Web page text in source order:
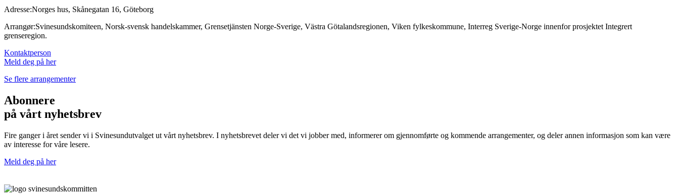
Adresse:Norges hus, Skånegatan 16, Göteborg
Arrangør:Svinesundskomiteen, Norsk-svensk handelskammer, Grensetjänsten Norge-Sverige, Västra Götalandsregionen, Viken fylkeskommune, Interreg Sverige-Norge innenfor prosjektet Integrert
grenseregion.
Kontaktperson
Meld deg på her
Se flere arrangementer
Abonnere
på vårt nyhetsbrev
Fire ganger i året sender vi i Svinesundutvalget ut vårt nyhetsbrev. I nyhetsbrevet deler vi det vi jobber med, informerer om gjennomførte og kommende arrangementer, og deler annen informasjon som kan være
av interesse for våre lesere.
Meld deg på her